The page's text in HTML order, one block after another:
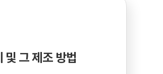
및 그 제조 방법